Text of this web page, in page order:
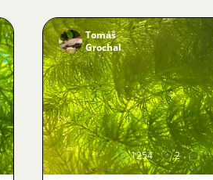
Obrázok
Tomáš
Grochal
1254 2